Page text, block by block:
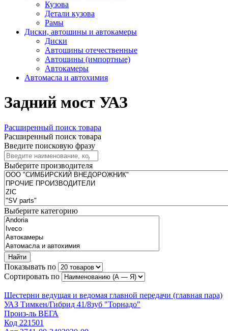
Кузова
Детали кузова
Рамы
Диски, автошины и автокамеры
Диски
Автошины отечественные
Автошины (импортные)
Автокамеры
Автомасла и автохимия
Задний мост УАЗ
Расширенный поиск товара
Расширенный поиск товара
Введите поисковую фразу
Выберите производителя
Выберите категорию
Найти
Показывать по
Сортировать по
Шестерни ведущая и ведомая главной передачи (главная пара)
УАЗ Тимкен/Гибрид 41/8зуб "Торнадо"
Произ-ль ВЕГА
Код 221501